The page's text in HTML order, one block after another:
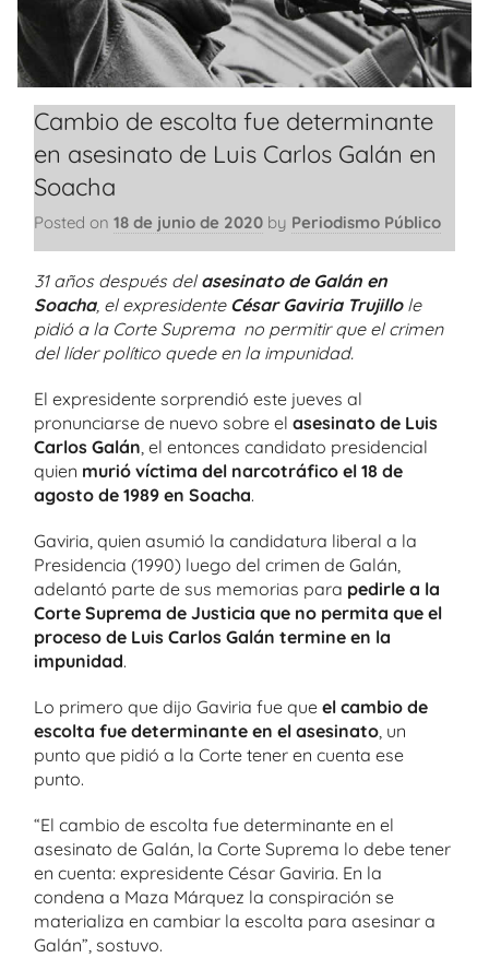
Cambio de escolta fue determinante
en asesinato de Luis Carlos Galán en
Soacha
Posted on 18 de junio de 2020 by Periodismo Público
31 años después del asesinato de Galán en
Soacha, el expresidente César Gaviria Trujillole
pidió a la Corte Suprema no permitir que el crimen
del líder político quede en la impunidad.
El expresidente sorprendió este jueves al
pronunciarse de nuevo sobre el asesinato de Luis
Carlos Galán , el entonces candidato presidencial
quien murió víctima del narcotráfico el 18 de
agosto de 1989 en Soacha.
Gaviria, quien asumió la candidatura liberal a la
Presidencia (1990) luego del crimen de Galán,
adelantó parte de sus memorias para pedirle a la
Corte Suprema de Justicia que no permita que el
proceso de Luis Carlos Galán termine en la
impunidad.
Lo primero que dijo Gaviria fue que el cambio de
escolta fue determinante en el asesinato , un
punto que pidió a la Corte tener en cuenta ese
punto.
“El cambio de escolta fue determinante en el
asesinato de Galán, la Corte Suprema lo debe tener
en cuenta: expresidente César Gaviria. En la
condena a Maza Márquez la conspiración se
materializa en cambiar la escolta para asesinar a
Galán”, sostuvo.